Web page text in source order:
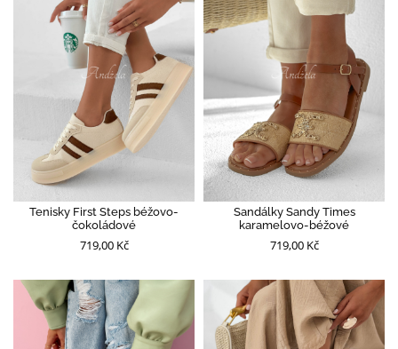
Tenisky First Steps béžovo-
čokoládové
719,00 Kč
Sandálky Sandy Times
karamelovo-béžové
719,00 Kč